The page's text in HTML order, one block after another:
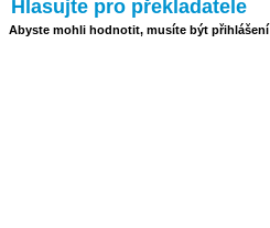
Hlasujte pro překladatele
Abyste mohli hodnotit, musíte být přihlášení